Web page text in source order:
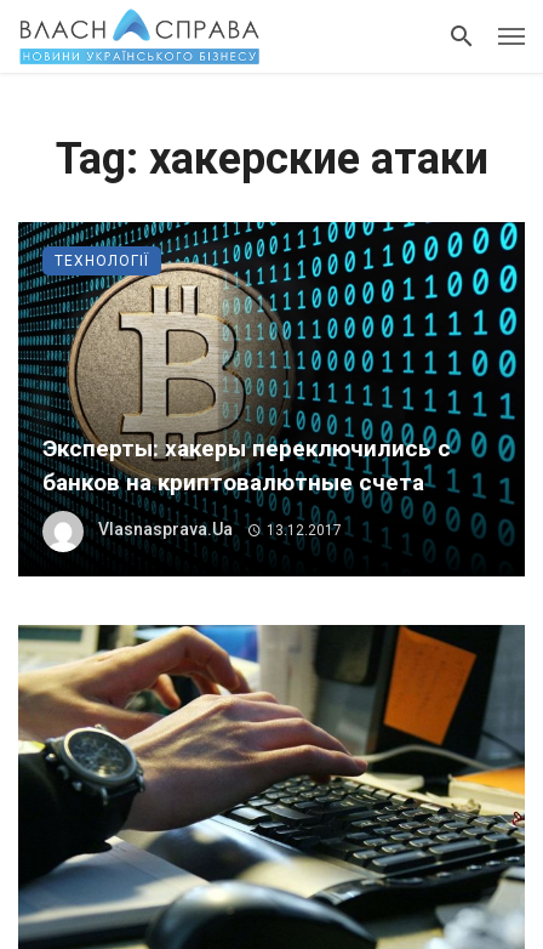
Tag: хакерские атаки
Эксперты: хакеры переключились с
банков на криптовалютные счета
Vlasnasprava.ua 13.12.2017
ТЕХНОЛОГІЇ